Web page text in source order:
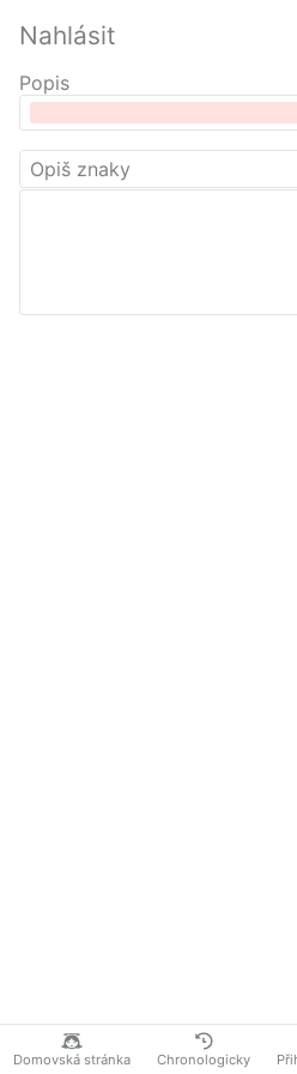
Domovská stránka Chronologicky
Nahlásit
Popis